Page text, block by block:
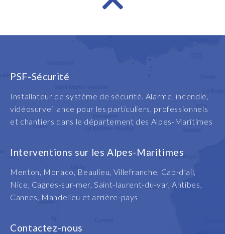
PSF-Sécurité
Installateur de système de sécurité. Alarme, incendie,
vidéosurveillance pour les particuliers, professionnels
et chantiers dans le département des Alpes-Maritimes
Interventions sur les Alpes-Maritimes
Menton, Monaco, Beaulieu, Villefranche, Cap-d’ail,
Nice, Cagnes-sur-mer, Saint-laurent-du-var, Antibes,
Cannes, Mandelieu et arrière-pays
Contactez-nous